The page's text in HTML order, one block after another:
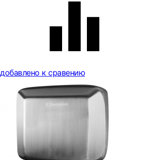
добавлено к сравению